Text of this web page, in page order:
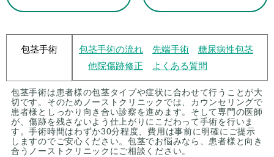
包茎手術 包茎手術の流れ 先端手術
糖尿病性包茎
他院傷跡修正
よくある質問
包茎手術は患者様の包茎タイプや症状に合わせて行うことが大
切です。そのためノーストクリニックでは、カウンセリングで
患者様としっかり向き合い診察を進めます。そして専門の医師
が、傷跡を残さないよう仕上がりにこだわって手術を行いま
す。手術時間はわずか30分程度、費用は事前に明確にご提示
しますのでご安心ください。包茎でお悩みなら、患者様と向き
合うノーストクリニックにご相談ください。